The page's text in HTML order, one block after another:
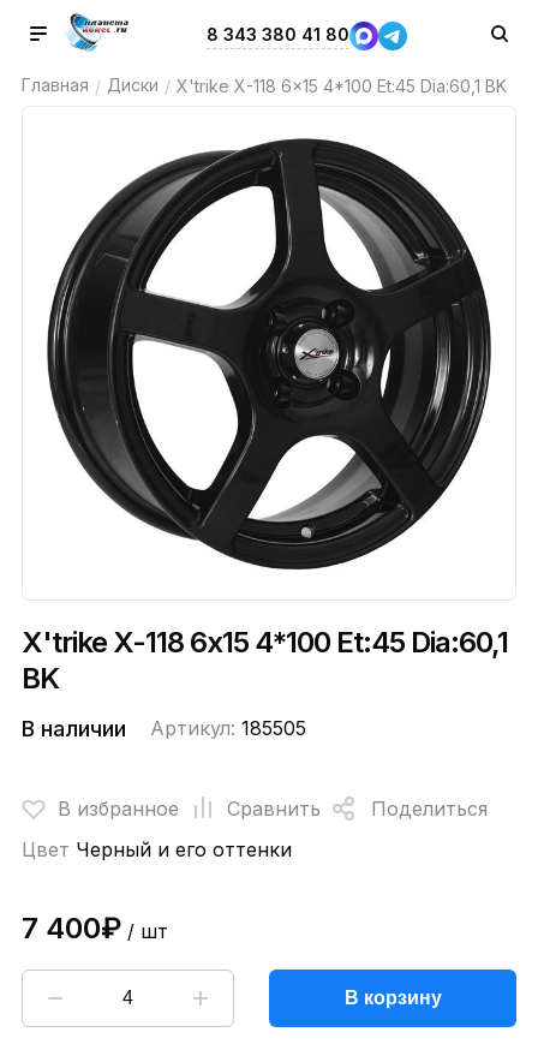
8 343 380 41 80
Главная / Диски / X'trike X-118 6x15 4*100 Et:45 Dia:60,1 BK
X'trike X-118 6x15 4*100 Et:45 Dia:60,1
BK
В наличии Артикул: 185505
В избранное Сравнить
Поделиться
Цвет Черный и его оттенки
7 400₽/ шт
В корзину